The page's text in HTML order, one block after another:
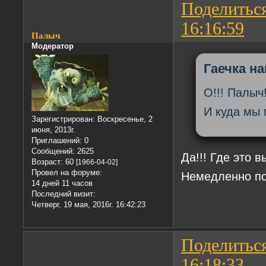
16:16:59
Палыч
Модератор
Зарегистрирован: Воскресенье, 2
июня, 2013г.
Приглашений: 0
Сообщений: 2625
Возраст: 60[1966-04-02]
Провел на форуме:
14 дней 11 часов
Последний визит:
Четверг, 19 мая, 2016г. 16:42:23
Гаечка
О!!!
И куда мы
Да!!! Где это
Немедленно